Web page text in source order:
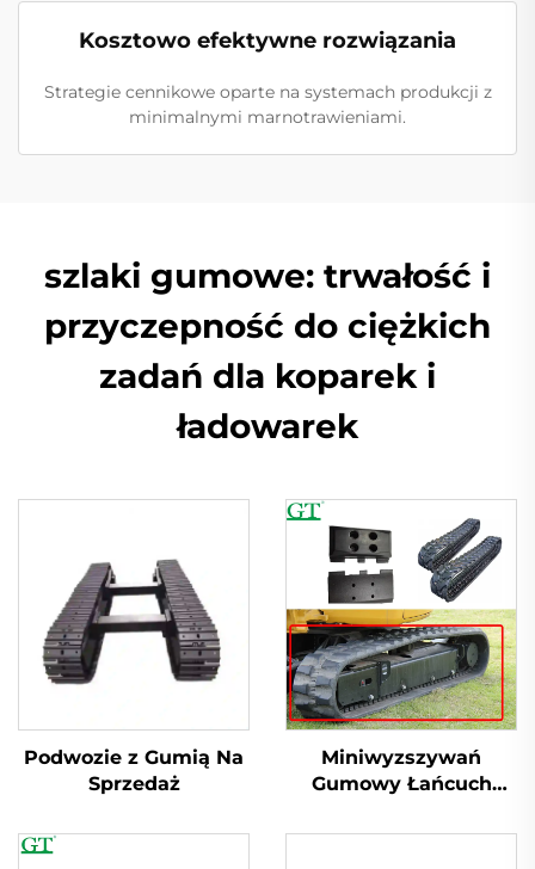
Kosztowo efektywne rozwiązania
Strategie cennikowe oparte na systemach produkcji z
minimalnymi marnotrawieniami.
szlaki gumowe: trwałość i
przyczepność do ciężkich
zadań dla koparek i
ładowarek
Podwozie z Gumią Na
Sprzedaż
Miniwyzszywań
Gumowy Łańcuch
Samochody Na Śnieg